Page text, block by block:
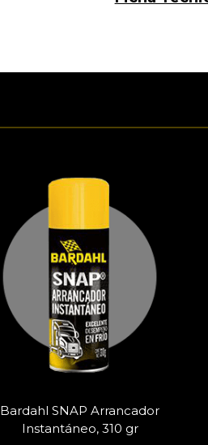
Bardahl SNAP Arrancador
Instantáneo, 310 gr